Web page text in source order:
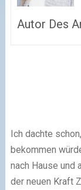
Autor Des
Ich dachte
bekommen
nach Hause und
der neuen Kraft